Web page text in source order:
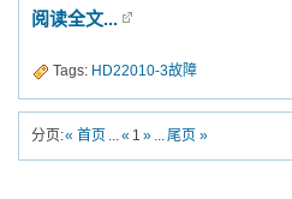
阅读全文...
Tags: HD22010-3故障
分页:« 首页 ...« 1 » ...尾页 »